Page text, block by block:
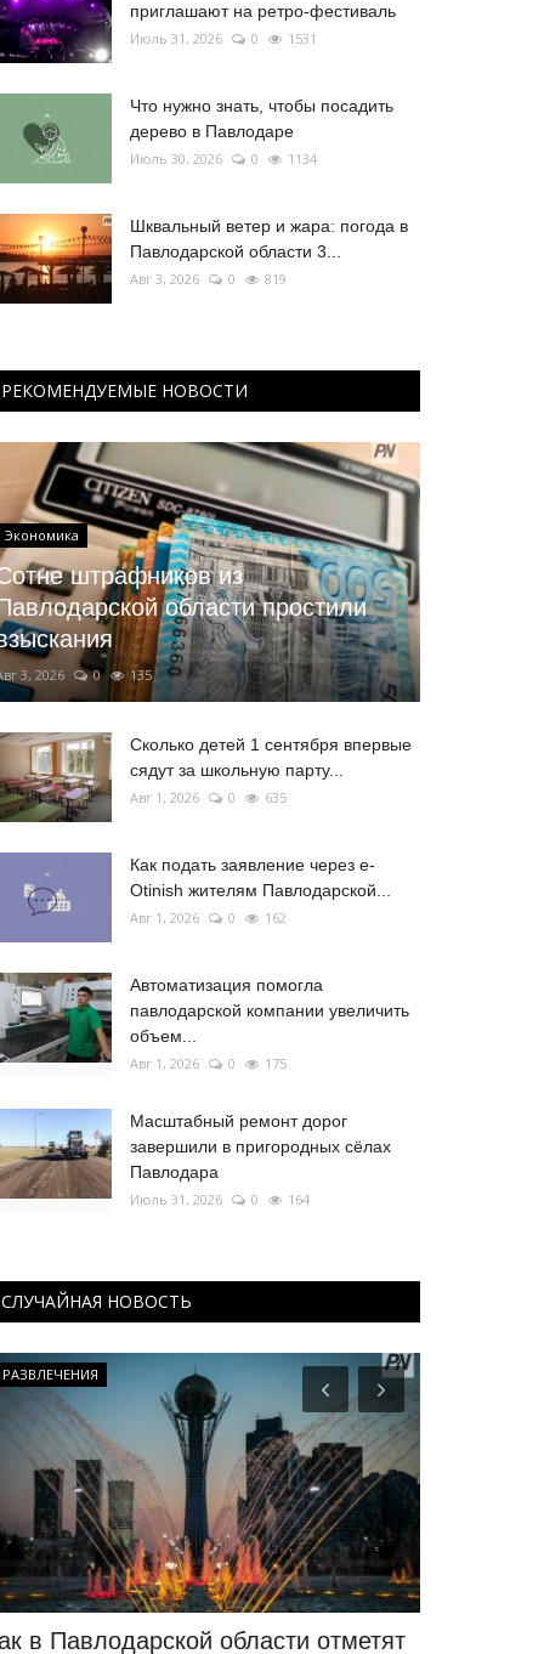
приглашают на ретро-фестиваль
Июль 31, 2026 0 1531
Что нужно знать, чтобы посадить
дерево в Павлодаре
Июль 30, 2026 0 1134
Шквальный ветер и жара: погода в
Павлодарской области 3...
Авг 3, 2026 0 819
РЕКОМЕНДУЕМЫЕ НОВОСТИ
Экономика
штрафников из
области простили
3, 2026 0 135
Сколько детей 1 сентября впервые
сядут за школьную парту...
Авг 1, 2026 0 635
Как подать заявление через e-
Otinish жителям Павлодарской...
Авг 1, 2026 0 162
Автоматизация помогла
павлодарской компании увеличить
объем...
Авг 1, 2026 0 175
Масштабный ремонт дорог
завершили в пригородных сёлах
Павлодара
Июль 31, 2026 0 164
СЛУЧАЙНАЯ НОВОСТЬ
РАЗВЛЕЧЕНИЯ
в Павлодарской области отметят